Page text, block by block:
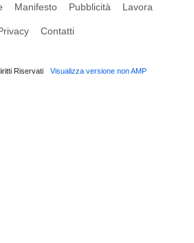
Manifesto Pubblicità Lavora
Contatti
Riservati Visualizza versione non AMP